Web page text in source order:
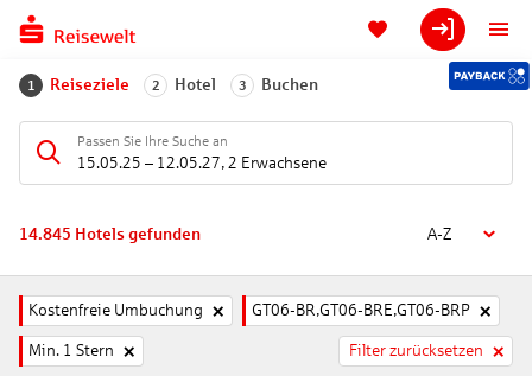
1 Reiseziele 2 Hotel 3 Buchen
Passen Sie Ihre Suche an
15.05.25 – 12.05.27, 2 Erwachsene
14.845 Hotels gefunden A-Z
Kostenfreie Umbuchung GT06-BR,GT06-BRE,GT06-BRP
Min. 1 Stern Filter zurücksetzen